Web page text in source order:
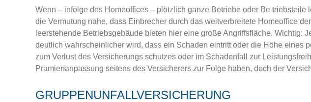
Wenn – infolge des Homeoffices – plötzlich ganze Betriebe oder Be­
die Vermutung nahe, dass Einbrecher durch das weitverbreitete Homeoffice
leerstehende Betriebsgebäude bieten hier eine große Angriffsfläche. Wichtig:
deutlich wahrscheinlicher wird, dass ein Schaden eintritt oder die Höhe
zum Verlust des Versicherungs­ schutzes oder im Schadenfall zur
Prämienanpassung seitens des Versicherers zur Folge haben, doch der
GRUPPENUNFALLVERSICHERUNG